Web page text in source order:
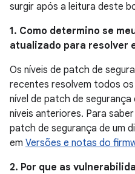
surgir após a leitura deste
1. Como determino se
atualizado para resolver
Os níveis de patch de
recentes resolvem todos
nível de patch de
níveis anteriores. Para
patch de segurança de um
em Versões e notas do
2. Por que as